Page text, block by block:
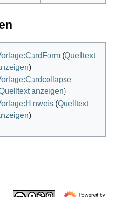
(Quelltext
)
anzeigen)
(Quelltext
)